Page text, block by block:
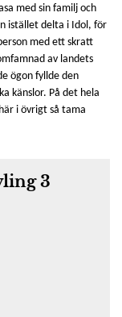
med sin familj och
istället delta i Idol, för
med ett skratt
av landets
ögon fyllde den
känslor. På det hela
i övrigt så tama
3